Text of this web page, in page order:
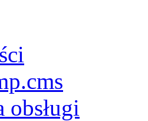
obsługi